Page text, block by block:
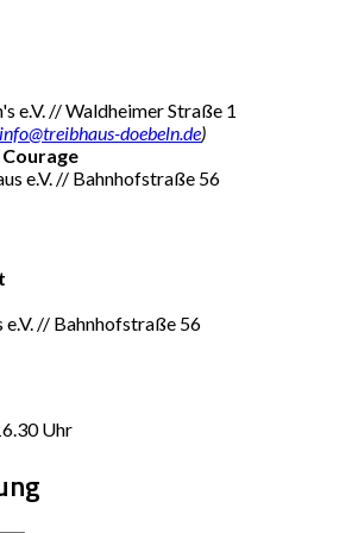
e.V. // Waldheimer Straße 1
info@treibhaus-doebeln.de)
e.V. // Bahnhofstraße 56
// Bahnhofstraße 56
Uhr